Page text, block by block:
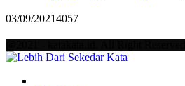
03/09/20214057